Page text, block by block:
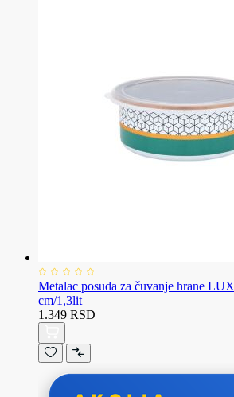
Metalac posuda za čuvanje hrane
cm/1,3lit
1.349 RSD